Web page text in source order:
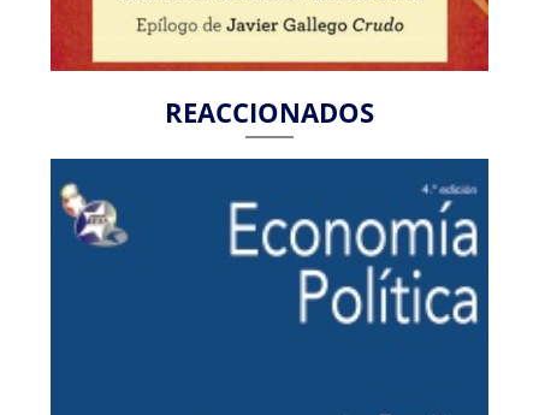
REACCIONADOS